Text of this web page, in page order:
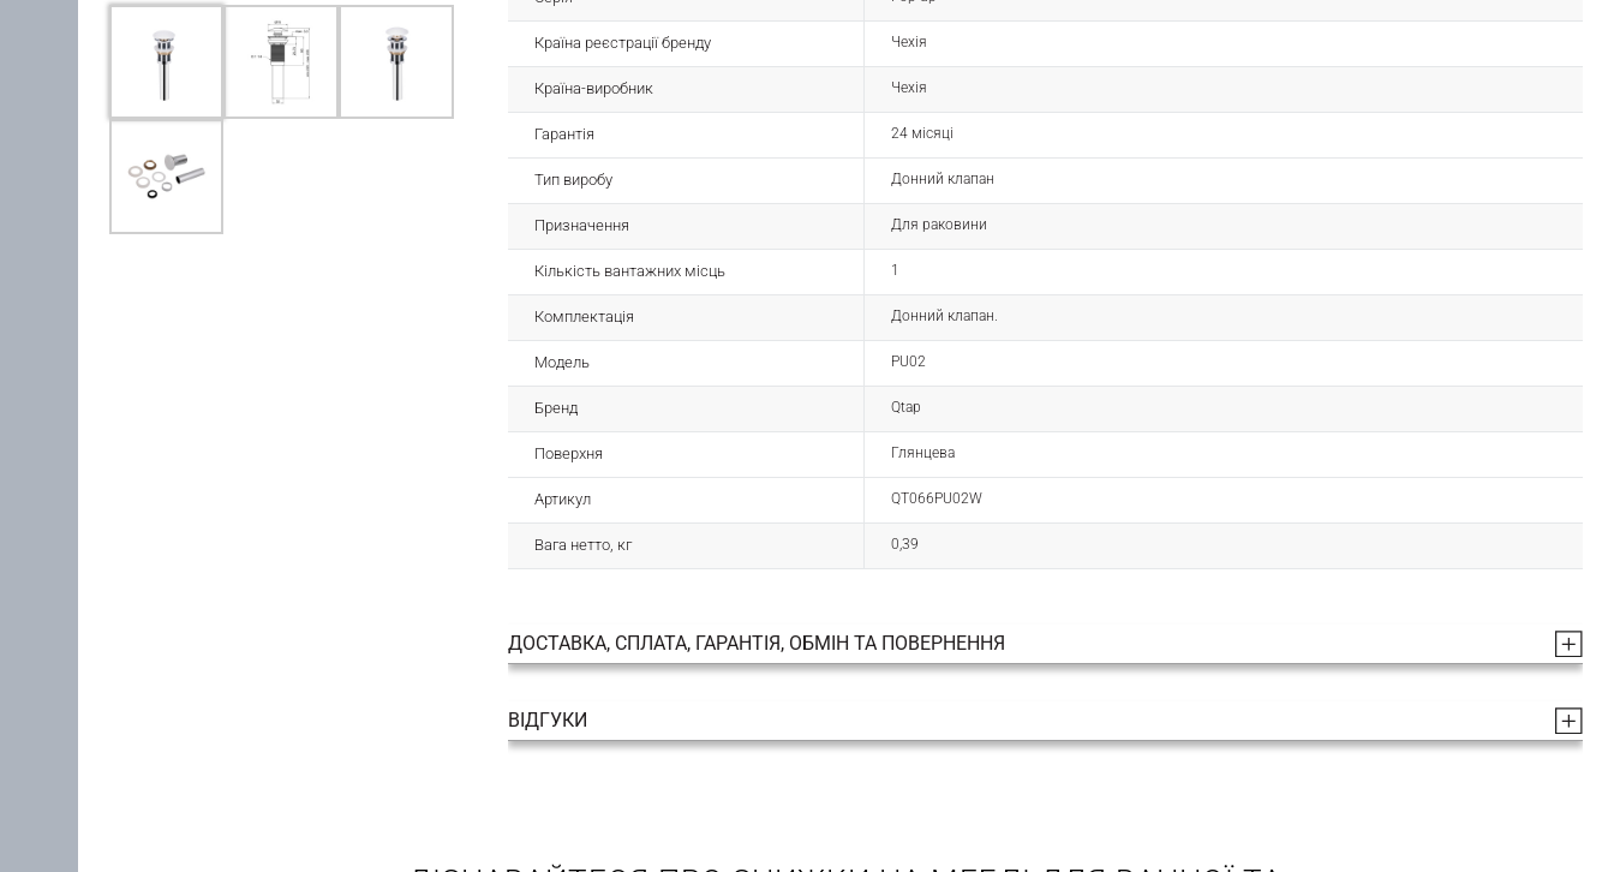
Країна реєстрації бренду Чехія
Країна-виробник Чехія
Гарантія 24 місяці
Тип виробу Донний клапан
Призначення Для раковини
Кількість вантажних місць 1
Комплектація Донний клапан.
Модель PU02
Бренд Qtap
Поверхня Глянцева
Артикул QT066PU02W
Вага нетто, кг 0,39
ДОСТАВКА, СПЛАТА, ГАРАНТІЯ, ОБМІН ТА ПОВЕРНЕННЯ
ВІДГУКИ